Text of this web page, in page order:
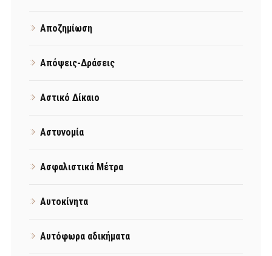
Αποζημίωση
Απόψεις-Δράσεις
Αστικό Δίκαιο
Αστυνομία
Ασφαλιστικά Μέτρα
Αυτοκίνητα
Αυτόφωρα αδικήματα